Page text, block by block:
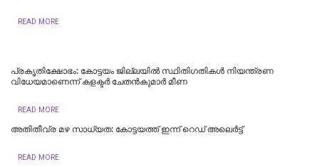
READ MORE
പ്രകൃതിക്ഷോഭം: കോട്ടയം ജില്ലയിൽ സ്ഥിതിഗതികൾ നിയന്ത്രണ
വിധേയമാണെന്ന് കളക്ടർ ചേതൻകുമാർ മീണ
READ MORE
അതിതീവ്ര മഴ സാധ്യത: കോട്ടയത്ത് ഇന്ന് റെഡ് അലെർട്ട്
READ MORE